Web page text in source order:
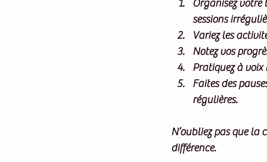
Organisez votre
sessions
Variez les
Notez vos
Pratiquez à voix
Faites des
régulières.
N’oubliez pas que
différence.